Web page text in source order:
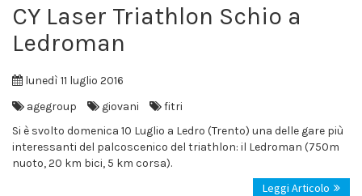
CY Laser Triathlon Schio a
Ledroman
lunedì 11 luglio 2016
agegroup
giovani
fitri
Si è svolto domenica 10 Luglio a Ledro (Trento) una delle gare più
interessanti del palcoscenico del triathlon: il Ledroman (750m
nuoto, 20 km bici, 5 km corsa).
Leggi Articolo